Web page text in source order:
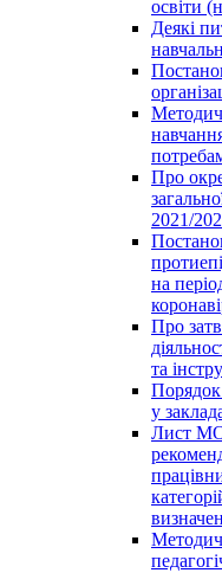
освіти
Деякі
Про
2021/
на
Про
та
Порядок
у
Лист